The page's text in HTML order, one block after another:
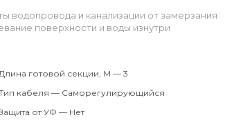
водопровода и канализации от замерзания
поверхности и воды изнутри
готовой секции, М — 3
кабеля — Саморегулирующийся
от УФ — Нет